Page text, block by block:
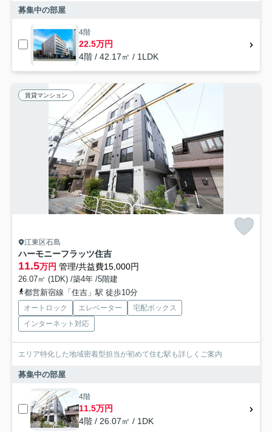
募集中の部屋
4階
22.5万円
4階 / 42.17㎡ / 1LDK
賃貸マンション
江東区石島
ハーモニーフラッツ住吉
11.5万円 管理/共益費15,000円
26.07㎡ (1DK) /築4年 /5階建
都営新宿線「住吉」駅 徒歩10分
オートロック エレベーター
宅配ボックス
インターネット対応
エリア特化した地域密着型担当が初めて住む駅も詳しくご案内
募集中の部屋
4階
11.5万円
4階 / 26.07㎡ / 1DK